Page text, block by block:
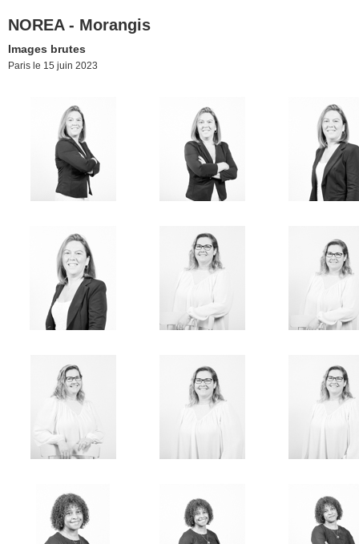
NOREA - Morangis
Images brutes
Paris le 15 juin 2023